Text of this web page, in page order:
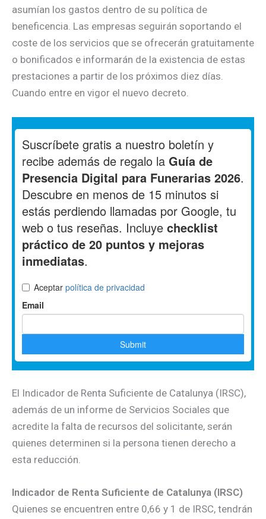
asumían los gastos dentro de su política de
beneficencia. Las empresas seguirán soportando el
coste de los servicios que se ofrecerán gratuitamente
o bonificados e informarán de la existencia de estas
prestaciones a partir de los próximos diez días.
Cuando entre en vigor el nuevo decreto.
El Indicador de Renta Suficiente de Catalunya (IRSC),
además de un informe de Servicios Sociales que
acredite la falta de recursos del solicitante, serán
quienes determinen si la persona tienen derecho a
esta reducción.
Indicador de Renta Suficiente de Catalunya (IRSC)
Quienes se encuentren entre 0,66 y 1 de IRSC, tendrán